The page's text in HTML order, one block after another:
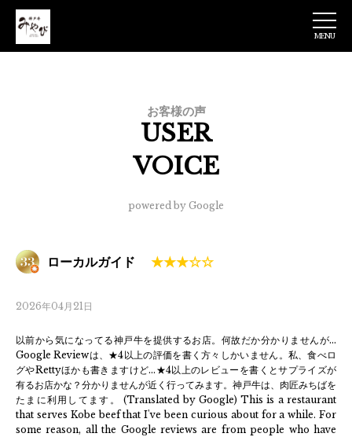
神戸牛みやび 日
MENU
お客様の声
USER
VOICE
powered by Google
ローカルガイド
2026年04月21日
以前から気になってる神戸牛を提供するお店。何故だか分かりませんが…
Google Reviewは、★4以上の評価を書く方々しかいません。私、食べロ
グやRettyほかも書きますけど…★4以上のレビューを書くとサプライズが
有るお店かな？分かりませんが近く行ってみます。神戸牛は、肉匠みちばを
たまに利用してます。 (Translated by Google) This is a restaurant
that serves Kobe beef that I've been curious about for a while. For
some reason, all the Google reviews are from people who have